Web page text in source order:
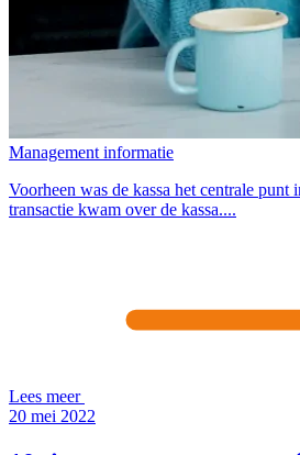
Management informatie
Voorheen was de kassa het centrale punt
transactie kwam over de kassa....
Lees meer
20 mei 2022